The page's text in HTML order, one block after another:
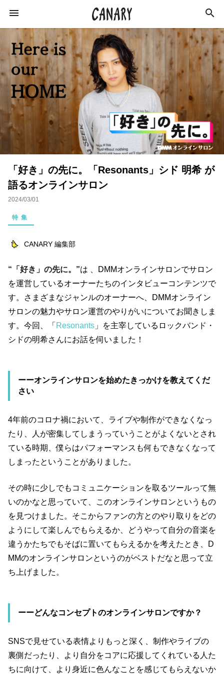
KEYWORD
キーワード
ラジオ 特集 カルチャー イベント
インタビュー 学び イベントレポート
恋愛 オンラインサロン スキルアップ
ビジネス
美容師 浜田ブリトニー 健康 まとめ
キャンペーン 仕事道具 読書
ビットコイン 連載企画
キーワード一覧
「好き」の先に。「Resonants」シド 明希 が
語るオンラインサロン
2024/03/01
特集
CANARY 編集部
“「好き」の先に。”は 、DMMオンラインサロンでサロン
を運営しているオーナーたちのインタビューコンテンツで
す。さまざまなジャンルのオーナーへ、DMMオンライン
サロンの魅力やサロン運営のやりがいについてお聞きしま
す。今回、「 Resonants 」を主宰しているロックバンド・
シドの明希さんにお話を伺いました！
ーーオンラインサロンを始めたきっかけを教えてくだ
さい
4年前のコロナ禍において、ライブや制作ができなくなっ
たり、人が密集してしまうっていうことがよくないとされ
ている時期、僕らはパフォーマンスも何もできなくなって
しまったということがありました。
その時に少しでもコミュニケーションを取るツールって無
いのかなと思っていて、このオンラインサロンというもの
を見つけました。そこからファンの方とのやり取りをどの
ようにして楽しんでもらえるか、どうやって自分の音楽を
違うかたちでもそばに置いてもらえるかを考えたとき、D
MMのオンラインサロンというのがベストだなと思って立
ち上げました。
ーーどんなコンセプトのオンラインサロンですか？
SNSで見せている表情よりもっと深く、制作やライブの
裏側だったり、より自分をコアに応援してくれている人た
ちに向けて、より身近に色んなことを感じてもらえないか